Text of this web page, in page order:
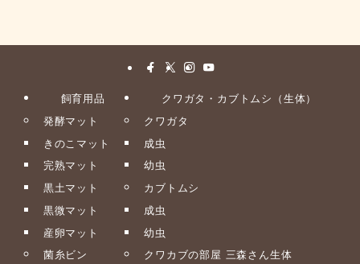
飼育用品
発酵マット
きのこマット
完熟マット
黒土マット
黒微マット
産卵マット
菌糸ビン
クワガタ・カブトムシ（生体）
クワガタ
成虫
幼虫
カブトムシ
成虫
幼虫
クワカブの部屋 三森さん生体